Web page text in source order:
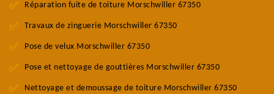
Réparation fuite de toiture Morschwiller 67350
Travaux de zinguerie Morschwiller 67350
Pose de velux Morschwiller 67350
Pose et nettoyage de gouttières Morschwiller 67350
Nettoyage et demoussage de toiture Morschwiller 67350